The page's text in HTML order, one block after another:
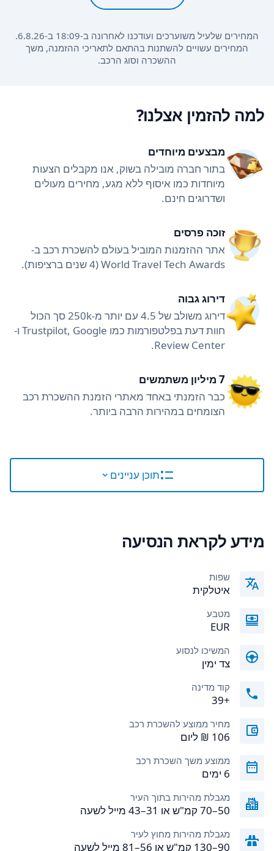
המחירים שלעיל משוערכים ועודכנו לאחרונה ב-18:09 ב-6.8.26.
המחירים עשויים להשתנות בהתאם לתאריכי ההזמנה, משך
ההשכרה וסוג הרכב.
למה להזמין אצלנו?
מבצעים מיוחדים
בתור חברה מובילה בשוק, אנו מקבלים הצעות
מיוחדות כמו איסוף ללא מגע, מחירים מעולים
ושדרוגים חינם.
זוכה פרסים
אתר ההזמנות המוביל בעולם להשכרת רכב ב-
World Travel Tech Awards (4 שנים ברציפות).
דירוג גבוה
דירוג משולב של 4.5 עם יותר מ-250k סך הכול
חוות דעת בפלטפורמות כמו Trustpilot, Google ו-
Review Center.
7 מיליון משתמשים
כבר הזמנתי באחד מאתרי הזמנת ההשכרת רכב
הצומחים במהירות הרבה ביותר.
תוכן עניינים
מידע לקראת הנסיעה
שפות
איטלקית
מטבע
EUR
המשיכו לנסוע
צד ימין
קוד מדינה
+39
מחיר ממוצע להשכרת רכב
ממוצע משך השכרת רכב
6 ימים
מגבלת מהירות בתוך העיר
50–70 קמ"ש או 31–43 מייל לשעה
מגבלת מהירות מחוץ לעיר
90–130 קמ"ש או 56–81 מייל לשעה